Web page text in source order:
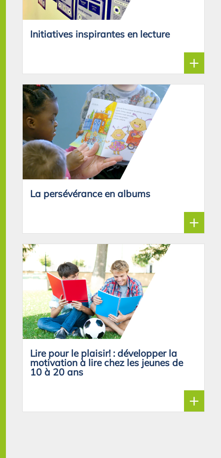
Initiatives inspirantes en lecture
+
La persévérance en albums
+
Lire pour le plaisir! : développer la
motivation à lire chez les jeunes de
10 à 20 ans
+